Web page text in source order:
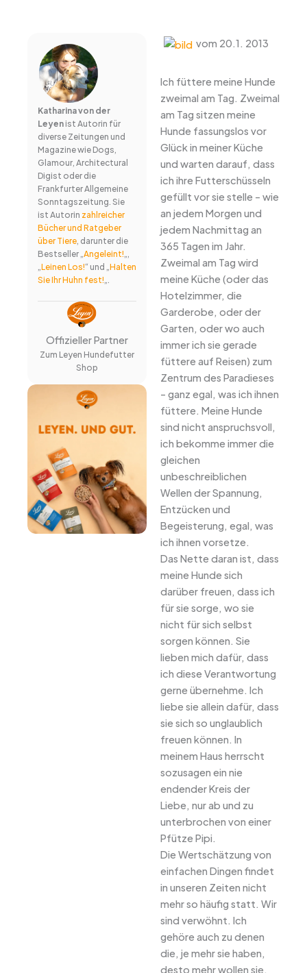
Katharina von der
Leyenist Autorin für
diverse Zeitungen und
Magazine wie Dogs,
Glamour, Architectural
Digist oder die
Frankfurter Allgemeine
Sonntagszeitung. Sie
ist Autorin zahlreicher
Bücher und Ratgeber
über Tiere, darunter die
Bestseller „Angeleint!„,
„Leinen Los!“ und „Halten
Sie Ihr Huhn fest!„.
Offizieller Partner
Zum Leyen Hundefutter
Shop
vom 20.1. 2013
Ich füttere meine Hunde
zweimal am Tag. Zweimal
am Tag sitzen meine
Hunde fassungslos vor
Glück in meiner Küche
und warten darauf, dass
ich ihre Futterschüsseln
gefüllt vor sie stelle – wie
an jedem Morgen und
jedem Nachmittag an
365 Tagen im Jahr.
Zweimal am Tag wird
meine Küche (oder das
Hotelzimmer, die
Garderobe, oder der
Garten, oder wo auch
immer ich sie gerade
füttere auf Reisen) zum
Zentrum des Paradieses
– ganz egal, was ich ihnen
füttere. Meine Hunde
sind nicht anspruchsvoll,
ich bekomme immer die
gleichen
unbeschreiblichen
Wellen der Spannung,
Entzücken und
Begeisterung, egal, was
ich ihnen vorsetze.
Das Nette daran ist, dass
meine Hunde sich
darüber freuen, dass ich
für sie sorge, wo sie
nicht für sich selbst
sorgen können. Sie
lieben mich dafür, dass
ich diese Verantwortung
gerne übernehme. Ich
liebe sie allein dafür, dass
sie sich so unglaublich
freuen können. In
meinem Haus herrscht
sozusagen ein nie
endender Kreis der
Liebe, nur ab und zu
unterbrochen von einer
Pfütze Pipi.
Die Wertschätzung von
einfachen Dingen findet
in unseren Zeiten nicht
mehr so häufig statt. Wir
sind verwöhnt. Ich
gehöre auch zu denen
die, je mehr sie haben,
desto mehr wollen sie,